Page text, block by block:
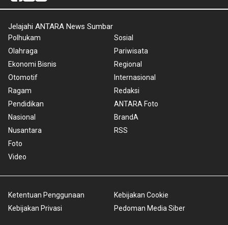
Jelajahi ANTARA News Sumbar
Polhukam
Olahraga
Ekonomi Bisnis
Otomotif
Ragam
Pendidikan
Nasional
Nusantara
Foto
Video
Sosial
Pariwisata
Regional
Internasional
Redaksi
ANTARA Foto
BrandA
RSS
Ketentuan Penggunaan
Kebijakan Privasi
Kebijakan Cookie
Pedoman Media Siber